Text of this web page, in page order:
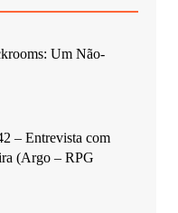
Um Não-
– Entrevista com
(Argo – RPG